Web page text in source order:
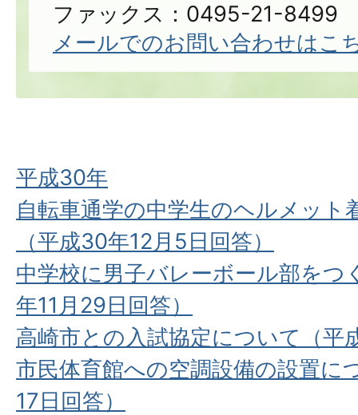
ファックス：0495-21-8499
メールでのお問い合わせはこ
平成30年
自転車通学の中学生のヘルメット
（平成30年12月5日回答）
中学校に男子バレーボール部を
年11月29日回答）
高崎市との入試協定について（平
市民体育館への空調設備の設置に
17日回答）